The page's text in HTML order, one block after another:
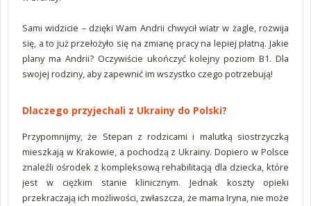
Sami widzicie – dzięki Wam Andrii chwycił wiatr w żagle, rozwija
się, a to już przełożyło się na zmianę pracy na lepiej płatną. Jakie
plany ma Andrii? Oczywiście ukończyć kolejny poziom B1. Dla
swojej rodziny, aby zapewnić im wszystko czego potrzebują!
Dlaczego przyjechali z Ukrainy do Polski?
Przypomnijmy, że Stepan z rodzicami i malutką siostrzyczką
mieszkają w Krakowie, a pochodzą z Ukrainy. Dopiero w Polsce
znaleźli ośrodek z kompleksową rehabilitacją dla dziecka, które
jest w ciężkim stanie klinicznym. Jednak koszty opieki
przekraczają ich możliwości, zwłaszcza, że mama Iryna, nie może